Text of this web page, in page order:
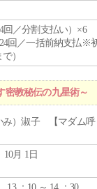
回／分割支払い）×6
24回／一括前納支払※
）
密教秘伝の九星術～
み）淑子 【マダム呼
10月 1日